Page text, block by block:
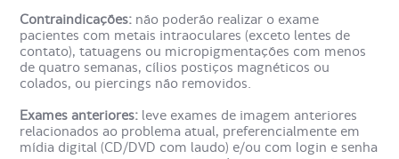
O aparelho é composto por um imã gigante, capaz de
captar imagens do corpo todo. O exame não é
recomendado para portadores de marca-passo, implantes
auditivos ou mesmo fragmentos metálicos.
Como é o preparo da
Contraindicações: não poderão realizar o exame
pacientes com metais intraoculares (exceto lentes de
contato), tatuagens ou micropigmentações com menos
de quatro semanas, cílios postiços magnéticos ou
colados, ou piercings não removidos.
Exames anteriores: leve exames de imagem anteriores
relacionados ao problema atual, preferencialmente em
mídia digital (CD/DVD com laudo) e/ou com login e senha